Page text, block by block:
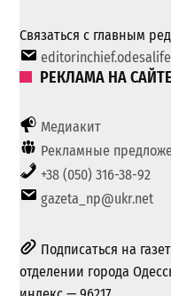
Связаться с главным
РЕКЛАМА НА САЙТЕ
Медиакит
Рекламные
+38 (050) 316-38-92
gazeta_np@ukr.net
Подписаться на
отделении города